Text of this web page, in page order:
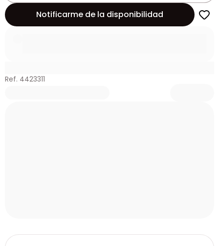
Notificarme de la disponibilidad
Ref. 4423311